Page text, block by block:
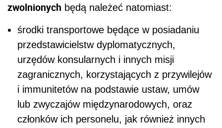
zwolnionych będą należeć natomiast:
środki transportowe będące w posiadaniu
przedstawicielstw dyplomatycznych,
urzędów konsularnych i innych misji
zagranicznych, korzystających z przywilejów
i immunitetów na podstawie ustaw, umów
lub zwyczajów międzynarodowych, oraz
członków ich personelu, jak również innych